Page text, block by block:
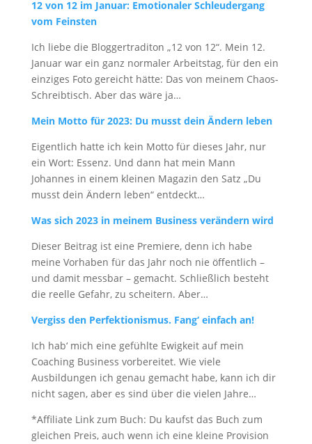
12 von 12 im Januar: Emotionaler Schleudergang
vom Feinsten
Ich liebe die Bloggertraditon „12 von 12“. Mein 12.
Januar war ein ganz normaler Arbeitstag, für den ein
einziges Foto gereicht hätte: Das von meinem Chaos-
Schreibtisch. Aber das wäre ja…
Mein Motto für 2023: Du musst dein Ändern leben
Eigentlich hatte ich kein Motto für dieses Jahr, nur
ein Wort: Essenz. Und dann hat mein Mann
Johannes in einem kleinen Magazin den Satz „Du
musst dein Ändern leben“ entdeckt…
Was sich 2023 in meinem Business verändern wird
Dieser Beitrag ist eine Premiere, denn ich habe
meine Vorhaben für das Jahr noch nie öffentlich –
und damit messbar – gemacht. Schließlich besteht
die reelle Gefahr, zu scheitern. Aber…
Vergiss den Perfektionismus. Fang‘ einfach an!
Ich hab‘ mich eine gefühlte Ewigkeit auf mein
Coaching Business vorbereitet. Wie viele
Ausbildungen ich genau gemacht habe, kann ich dir
nicht sagen, aber es sind über die vielen Jahre…
*Affiliate Link zum Buch: Du kaufst das Buch zum
gleichen Preis, auch wenn ich eine kleine Provision